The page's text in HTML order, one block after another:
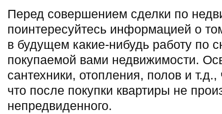
Перед совершением сделки по
поинтересуйтесь информацией о
в будущем какие-нибудь работу по
покупаемой вами недвижимости.
сантехники, отопления, полов и
что после покупки квартиры не
непредвиденного.